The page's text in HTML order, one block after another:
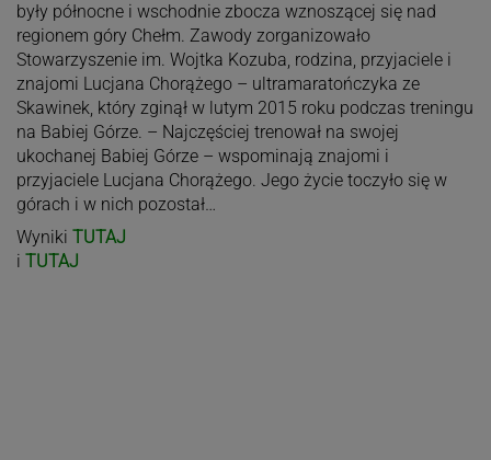
były północne i wschodnie zbocza wznoszącej się nad
regionem góry Chełm. Zawody zorganizowało
Stowarzyszenie im. Wojtka Kozuba, rodzina, przyjaciele i
znajomi Lucjana Chorążego – ultramaratończyka ze
Skawinek, który zginął w lutym 2015 roku podczas treningu
na Babiej Górze. – Najczęściej trenował na swojej
ukochanej Babiej Górze – wspominają znajomi i
przyjaciele Lucjana Chorążego. Jego życie toczyło się w
górach i w nich pozostał…
Wyniki TUTAJ
i TUTAJ